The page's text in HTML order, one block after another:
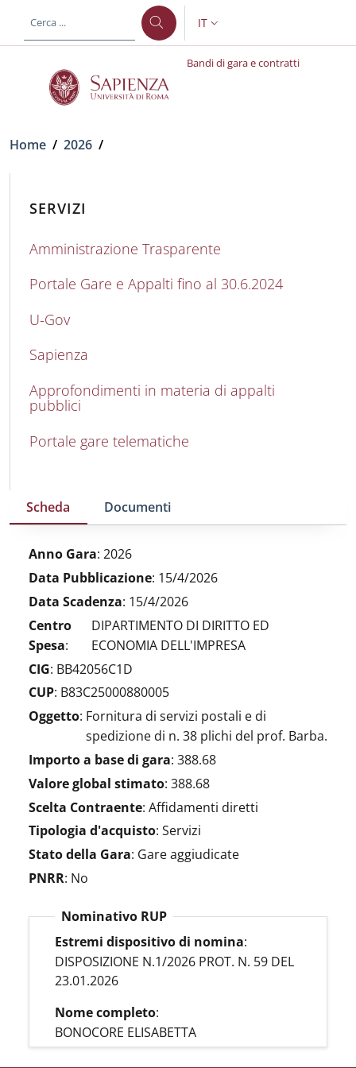
al contenuto principale
SELETTORE LINGUA:
IT
Bandi di gara e contratti
Briciole di pane
Home / 2026 /
SERVIZI
Amministrazione Trasparente
Portale Gare e Appalti fino al 30.6.2024
U-Gov
Sapienza
Approfondimenti in materia di appalti
pubblici
Portale gare telematiche
Scheda Documenti
Anno Gara: 2026
Data Pubblicazione: 15/4/2026
Data Scadenza: 15/4/2026
Centro
Spesa:
DIPARTIMENTO DI DIRITTO ED
ECONOMIA DELL'IMPRESA
CIG: BB42056C1D
CUP: B83C25000880005
Oggetto: Fornitura di servizi postali e di
spedizione di n. 38 plichi del prof. Barba.
Importo a base di gara: 388.68
Valore global stimato: 388.68
Scelta Contraente: Affidamenti diretti
Tipologia d'acquisto: Servizi
Stato della Gara: Gare aggiudicate
PNRR: No
Nominativo RUP
Estremi dispositivo di nomina:
DISPOSIZIONE N.1/2026 PROT. N. 59 DEL
23.01.2026
Nome completo:
BONOCORE ELISABETTA